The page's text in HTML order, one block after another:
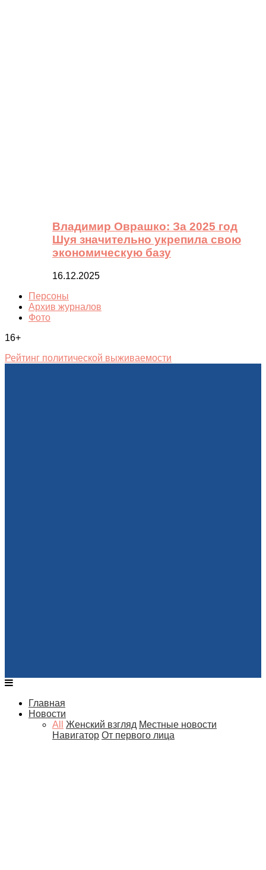
Владимир Оврашко: За 2025 год
Шуя значительно укрепила свою
экономическую базу
16.12.2025
Персоны
Архив журналов
Фото
16+
Рейтинг политической выживаемости
Главная
Новости
All
Женский взгляд Местные новости
Навигатор От первого лица